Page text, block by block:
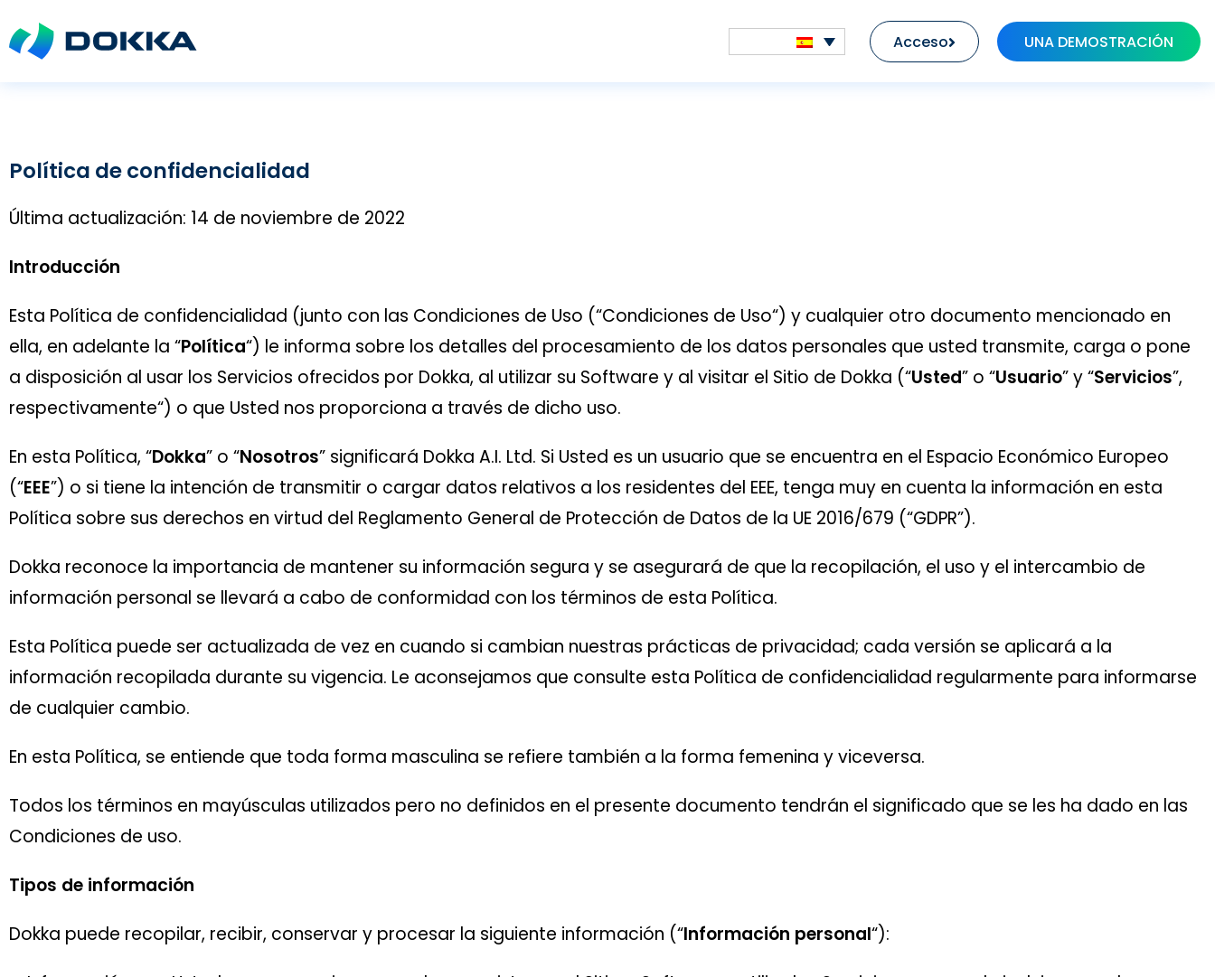
Acceso UNA DEMOSTRACIÓN
Política de confidencialidad
Última actualización: 14 de noviembre de 2022
Introducción
Esta Política de confidencialidad (junto con las Condiciones de Uso (“Condiciones de Uso“) y cualquier otro documento mencionado en
ella, en adelante la “Política“) le informa sobre los detalles del procesamiento de los datos personales que usted transmite, carga o pone
a disposición al usar los Servicios ofrecidos por Dokka, al utilizar su Software y al visitar el Sitio de Dokka (“Usted” o “Usuario” y “Servicios”,
respectivamente“) o que Usted nos proporciona a través de dicho uso.
En esta Política, “Dokka” o “Nosotros” significará Dokka A.I. Ltd. Si Usted es un usuario que se encuentra en el Espacio Económico Europeo
(“EEE”) o si tiene la intención de transmitir o cargar datos relativos a los residentes del EEE, tenga muy en cuenta la información en esta
Política sobre sus derechos en virtud del Reglamento General de Protección de Datos de la UE 2016/679 (“GDPR”).
Dokka reconoce la importancia de mantener su información segura y se asegurará de que la recopilación, el uso y el intercambio de
información personal se llevará a cabo de conformidad con los términos de esta Política.
Esta Política puede ser actualizada de vez en cuando si cambian nuestras prácticas de privacidad; cada versión se aplicará a la
información recopilada durante su vigencia. Le aconsejamos que consulte esta Política de confidencialidad regularmente para informarse
de cualquier cambio.
En esta Política, se entiende que toda forma masculina se refiere también a la forma femenina y viceversa.
Todos los términos en mayúsculas utilizados pero no definidos en el presente documento tendrán el significado que se les ha dado en las
Condiciones de uso.
Tipos de información
Dokka puede recopilar, recibir, conservar y procesar la siguiente información (“Información personal“):